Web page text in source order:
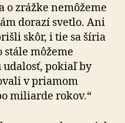
o zrážke nemôžeme
dorazí svetlo. Ani
skôr, i tie sa šíria
stále môžeme
udalosť, pokiaľ by
v priamom
miliarde rokov.“